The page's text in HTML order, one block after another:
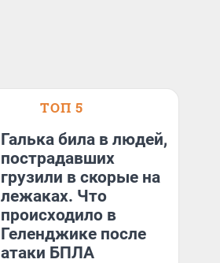
ТОП 5
Галька била в людей,
пострадавших
грузили в скорые на
лежаках. Что
происходило в
Геленджике после
атаки БПЛА